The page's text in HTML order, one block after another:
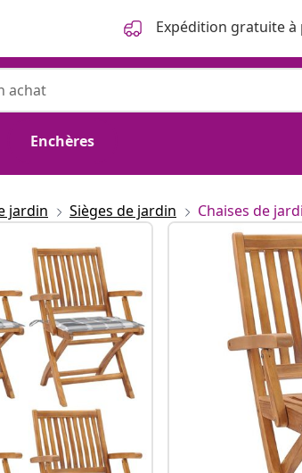
Expédition gratuite à
Enchères
jardin Sièges de jardin Chaises de